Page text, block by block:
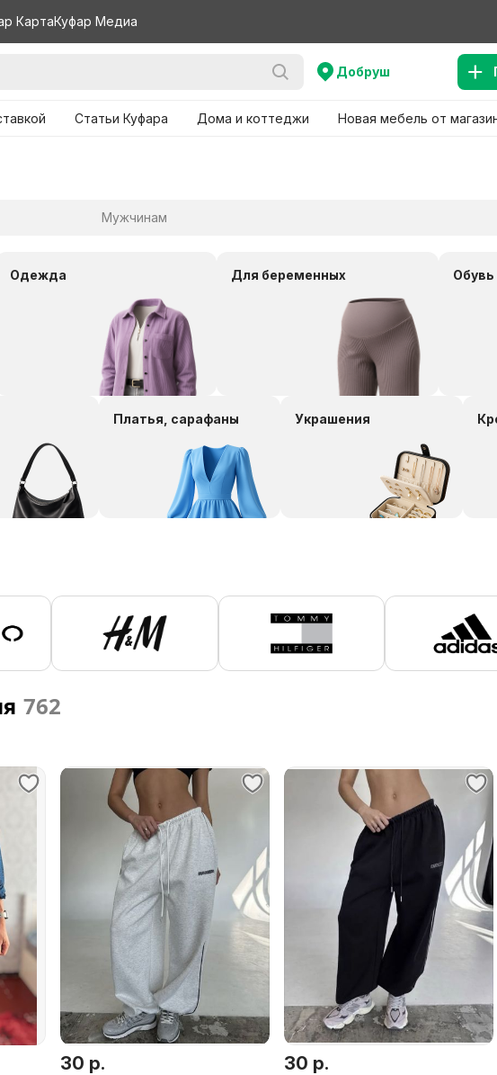
КартаКуфар Медиа
Добруш
Статьи Куфара Дома и коттеджи Новая мебель от
Мужчинам
Одежда Для беременных Обувь
Платья, сарафаны Украшения
762
30 р. 30 р.